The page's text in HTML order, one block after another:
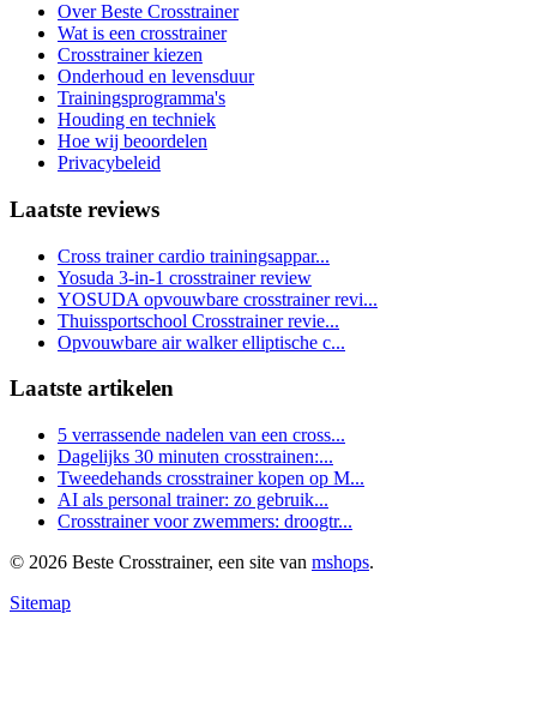
Over Beste Crosstrainer
Wat is een crosstrainer
Crosstrainer kiezen
Onderhoud en levensduur
Trainingsprogramma's
Houding en techniek
Hoe wij beoordelen
Privacybeleid
Laatste reviews
Cross trainer cardio trainingsappar...
Yosuda 3-in-1 crosstrainer review
YOSUDA opvouwbare crosstrainer revi...
Thuissportschool Crosstrainer revie...
Opvouwbare air walker elliptische c...
Laatste artikelen
5 verrassende nadelen van een cross...
Dagelijks 30 minuten crosstrainen:...
Tweedehands crosstrainer kopen op M...
AI als personal trainer: zo gebruik...
Crosstrainer voor zwemmers: droogtr...
© 2026 Beste Crosstrainer, een site van mshops.
Sitemap